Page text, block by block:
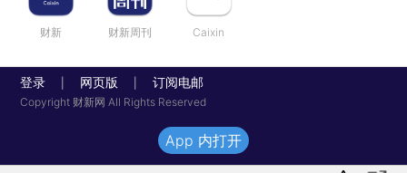
财新 财新周刊 Caixin
登录 网页版 订阅电邮
Copyright 财新网 All Rights Reserved
App 内打开